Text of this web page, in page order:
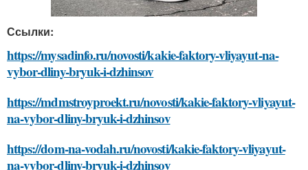
Ссылки:
https://mysadinfo.ru/novosti/kakie-faktory-vliyayut-na-
vybor-dliny-bryuk-i-dzhinsov
https://mdmstroyproekt.ru/novosti/kakie-faktory-vliyayut-
na-vybor-dliny-bryuk-i-dzhinsov
https://dom-na-vodah.ru/novosti/kakie-faktory-vliyayut-
na-vybor-dliny-bryuk-i-dzhinsov